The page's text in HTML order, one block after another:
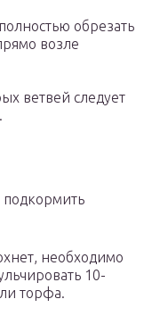
обрезать
возле
ветвей следует
необходимо
10-
торфа.